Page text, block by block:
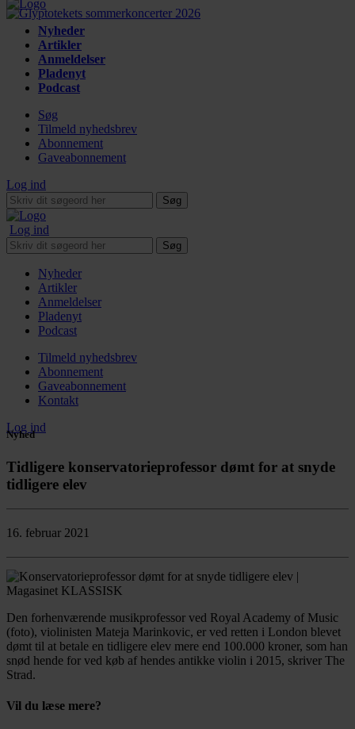
Nyheder
Artikler
Anmeldelser
Pladenyt
Podcast
Søg
Tilmeld nyhedsbrev
Abonnement
Gaveabonnement
Log ind
Søg
Log ind
Søg
Nyheder
Artikler
Anmeldelser
Pladenyt
Podcast
Tilmeld nyhedsbrev
Abonnement
Gaveabonnement
Kontakt
Log ind
Nyhed
Tidligere konservatorieprofessor dømt for at snyde
tidligere elev
16. februar 2021
Den forhenværende musikprofessor ved Royal Academy of Music
(foto), violinisten Mateja Marinkovic, er ved retten i London blevet
dømt til at betale en tidligere elev mere end 100.000 kroner, som han
snød hende for ved køb af hendes antikke violin i 2015, skriver The
Strad.
Vil du læse mere?